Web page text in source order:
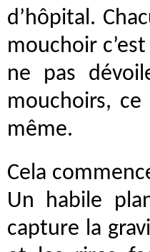
d’hôpital.
mouchoir
ne pas
mouchoirs,
même.
Cela
Un habile
capture la